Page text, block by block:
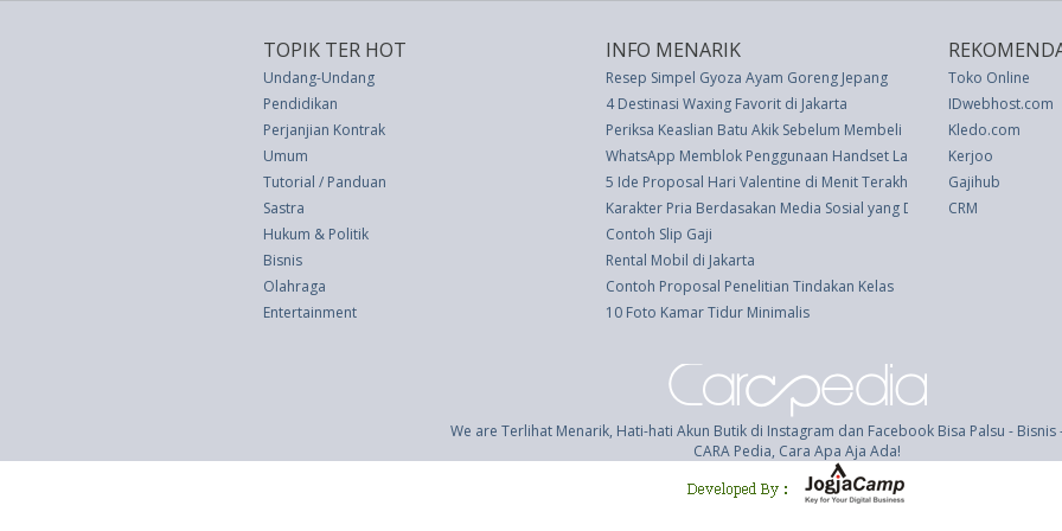
TOPIK TER HOT
Undang-Undang
Pendidikan
Perjanjian Kontrak
Umum
Tutorial / Panduan
Sastra
Hukum & Politik
Bisnis
Olahraga
Entertainment
INFO MENARIK
Resep Simpel Gyoza Ayam Goreng Jepang
4 Destinasi Waxing Favorit di Jakarta
Periksa Keaslian Batu Akik Sebelum Membeli
WhatsApp Memblok Penggunaan Handset Lama iPhone dan Android
5 Ide Proposal Hari Valentine di Menit Terakhir untuk Memukau
Karakter Pria Berdasakan Media Sosial yang Dipakai
Contoh Slip Gaji
Rental Mobil di Jakarta
Contoh Proposal Penelitian Tindakan Kelas
10 Foto Kamar Tidur Minimalis
Toko Online
IDwebhost.com
Kledo.com
Kerjoo
Gajihub
CRM
We are Terlihat Menarik, Hati-hati Akun Butik di Instagram dan Facebook Bisa Palsu - Bisnis
CARA Pedia, Cara Apa Aja Ada!